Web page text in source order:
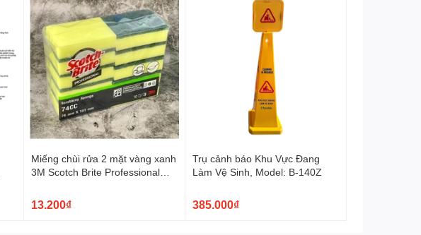
dụng
Miếng chùi rửa 2 mặt vàng xanh
3M Scotch Brite Professional
13.200₫
Trụ cảnh báo Khu Vực Đang
Làm Vệ Sinh, Model: B-140Z
385.000₫